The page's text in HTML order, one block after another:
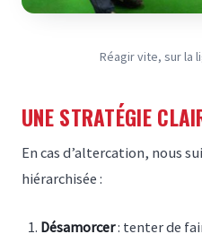
Réagir vite, sur la
UNE STRATÉGIE
En cas d’altercation, nous
hiérarchisée :
Désamorcer: tenter de